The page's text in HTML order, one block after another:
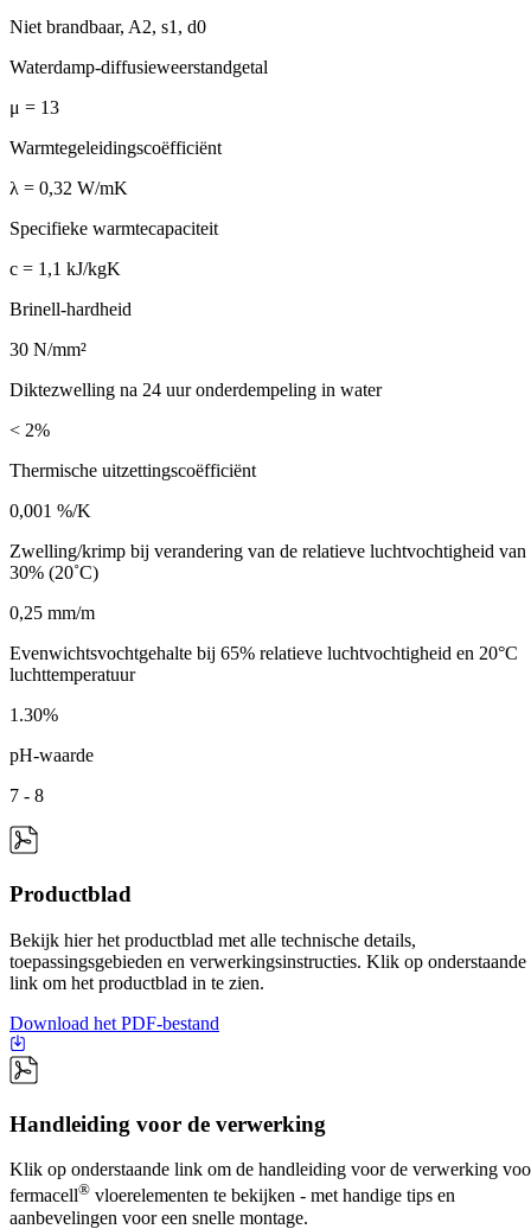
Niet brandbaar, A2, s1, d0
Waterdamp-diffusieweerstandgetal
μ = 13
Warmtegeleidingscoëfficiënt
λ = 0,32 W/mK
Specifieke warmtecapaciteit
c = 1,1 kJ/kgK
Brinell-hardheid
30 N/mm²
Diktezwelling na 24 uur onderdempeling in water
< 2%
Thermische uitzettingscoëfficiënt
0,001 %/K
Zwelling/krimp bij verandering van de relatieve luchtvochtigheid van
30% (20˚C)
0,25 mm/m
Evenwichtsvochtgehalte bij 65% relatieve luchtvochtigheid en 20°C
luchttemperatuur
1.30%
pH-waarde
7 - 8
Productblad
Bekijk hier het productblad met alle technische details,
toepassingsgebieden en verwerkingsinstructies. Klik op onderstaande
link om het productblad in te zien.
Download het PDF-bestand
Handleiding voor de verwerking
Klik op onderstaande link om de handleiding voor de verwerking
fermacell® vloerelementen te bekijken - met handige tips en
aanbevelingen voor een snelle montage.